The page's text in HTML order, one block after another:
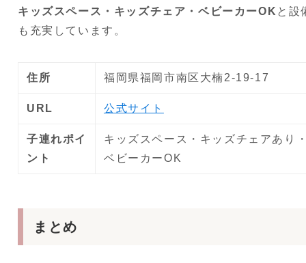
キッズスペース・キッズチェア・ベビーカーOK と設
も充実しています。
住所 福岡県福岡市南区大楠2-19-17
URL 公式サイト
子連れポイ
ント
キッズスペース・キッズチェアあり
ベビーカーOK
まとめ